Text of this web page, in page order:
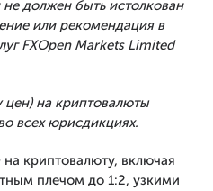
должен быть истолкован
или рекомендация в
FXOpen Markets Limited
цен) на криптовалюты
всех юрисдикциях.
криптовалюту, включая
плечом до 1:2, узкими